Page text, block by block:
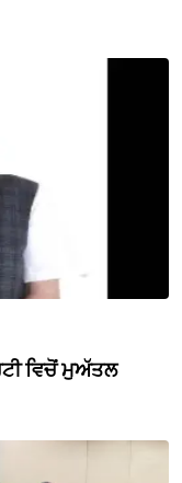
ਵਿਚੋਂ ਮੁਅੱਤਲ